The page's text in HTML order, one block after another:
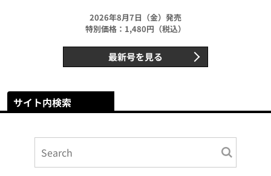
2026年8月7日（金）発売
特別価格：1,480円（税込）
最新号を見る
サイト内検索